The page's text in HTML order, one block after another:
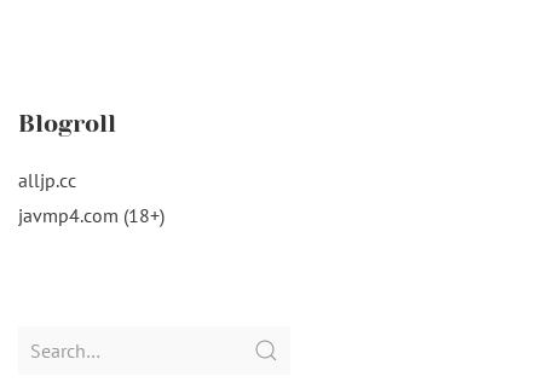
Blogroll
alljp.cc
javmp4.com (18+)
Search